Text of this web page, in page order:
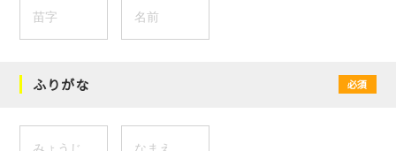
ふりがな 必須